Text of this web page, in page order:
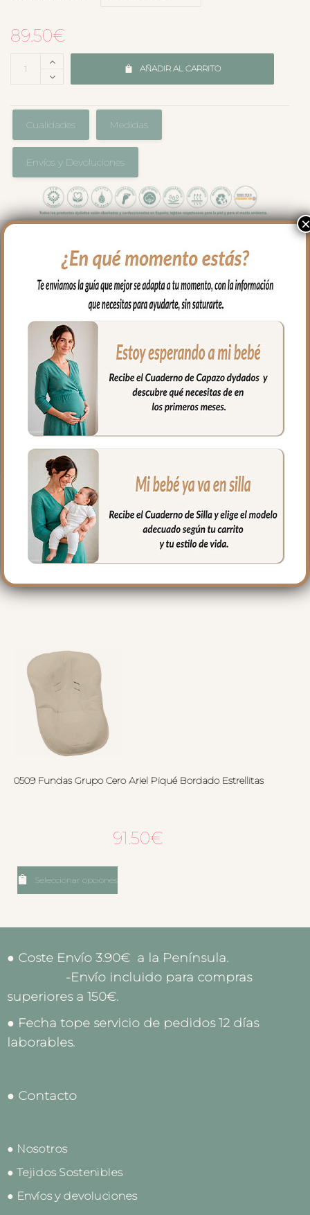
89.50€
AÑADIR AL CARRITO
Cualidades Medidas
Envíos y Devoluciones
El complemento ideal para llevar a
nuestro bebe en brazos, para usar en el
capazo o en la cuna.
Por un lado, en tejido piqué bordado; un
piqué de algodón y por el otro puedes
elegir en piqué de algodón o en pelo corto
liso.
Puedes lavar a mano o en lavadora,
siempre agua fría, jabones no abrasivos y
secado al natural.
PRODUCTOS
RELACIONADOS
0509 Fundas Grupo Cero Ariel Piqué Bordado Estrellitas
91.50€
Seleccionar opciones
● Coste Envío 3.90€ a la Península.
-Envío incluido para compras
superiores a 150€.
● Fecha tope servicio de pedidos 12 días
laborables.
● Contacto
● Nosotros
● Tejidos Sostenibles
● Envíos y devoluciones
×